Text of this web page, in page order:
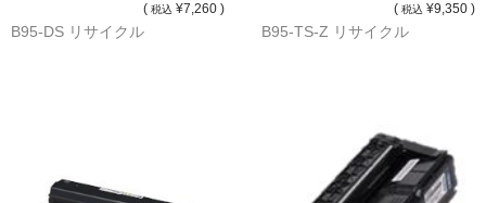
貴社都合返品
( 税込 ¥7,260 )
B95-DS リサイクル
( 税込 ¥9,350 )
B95-TS-Z リサイクル